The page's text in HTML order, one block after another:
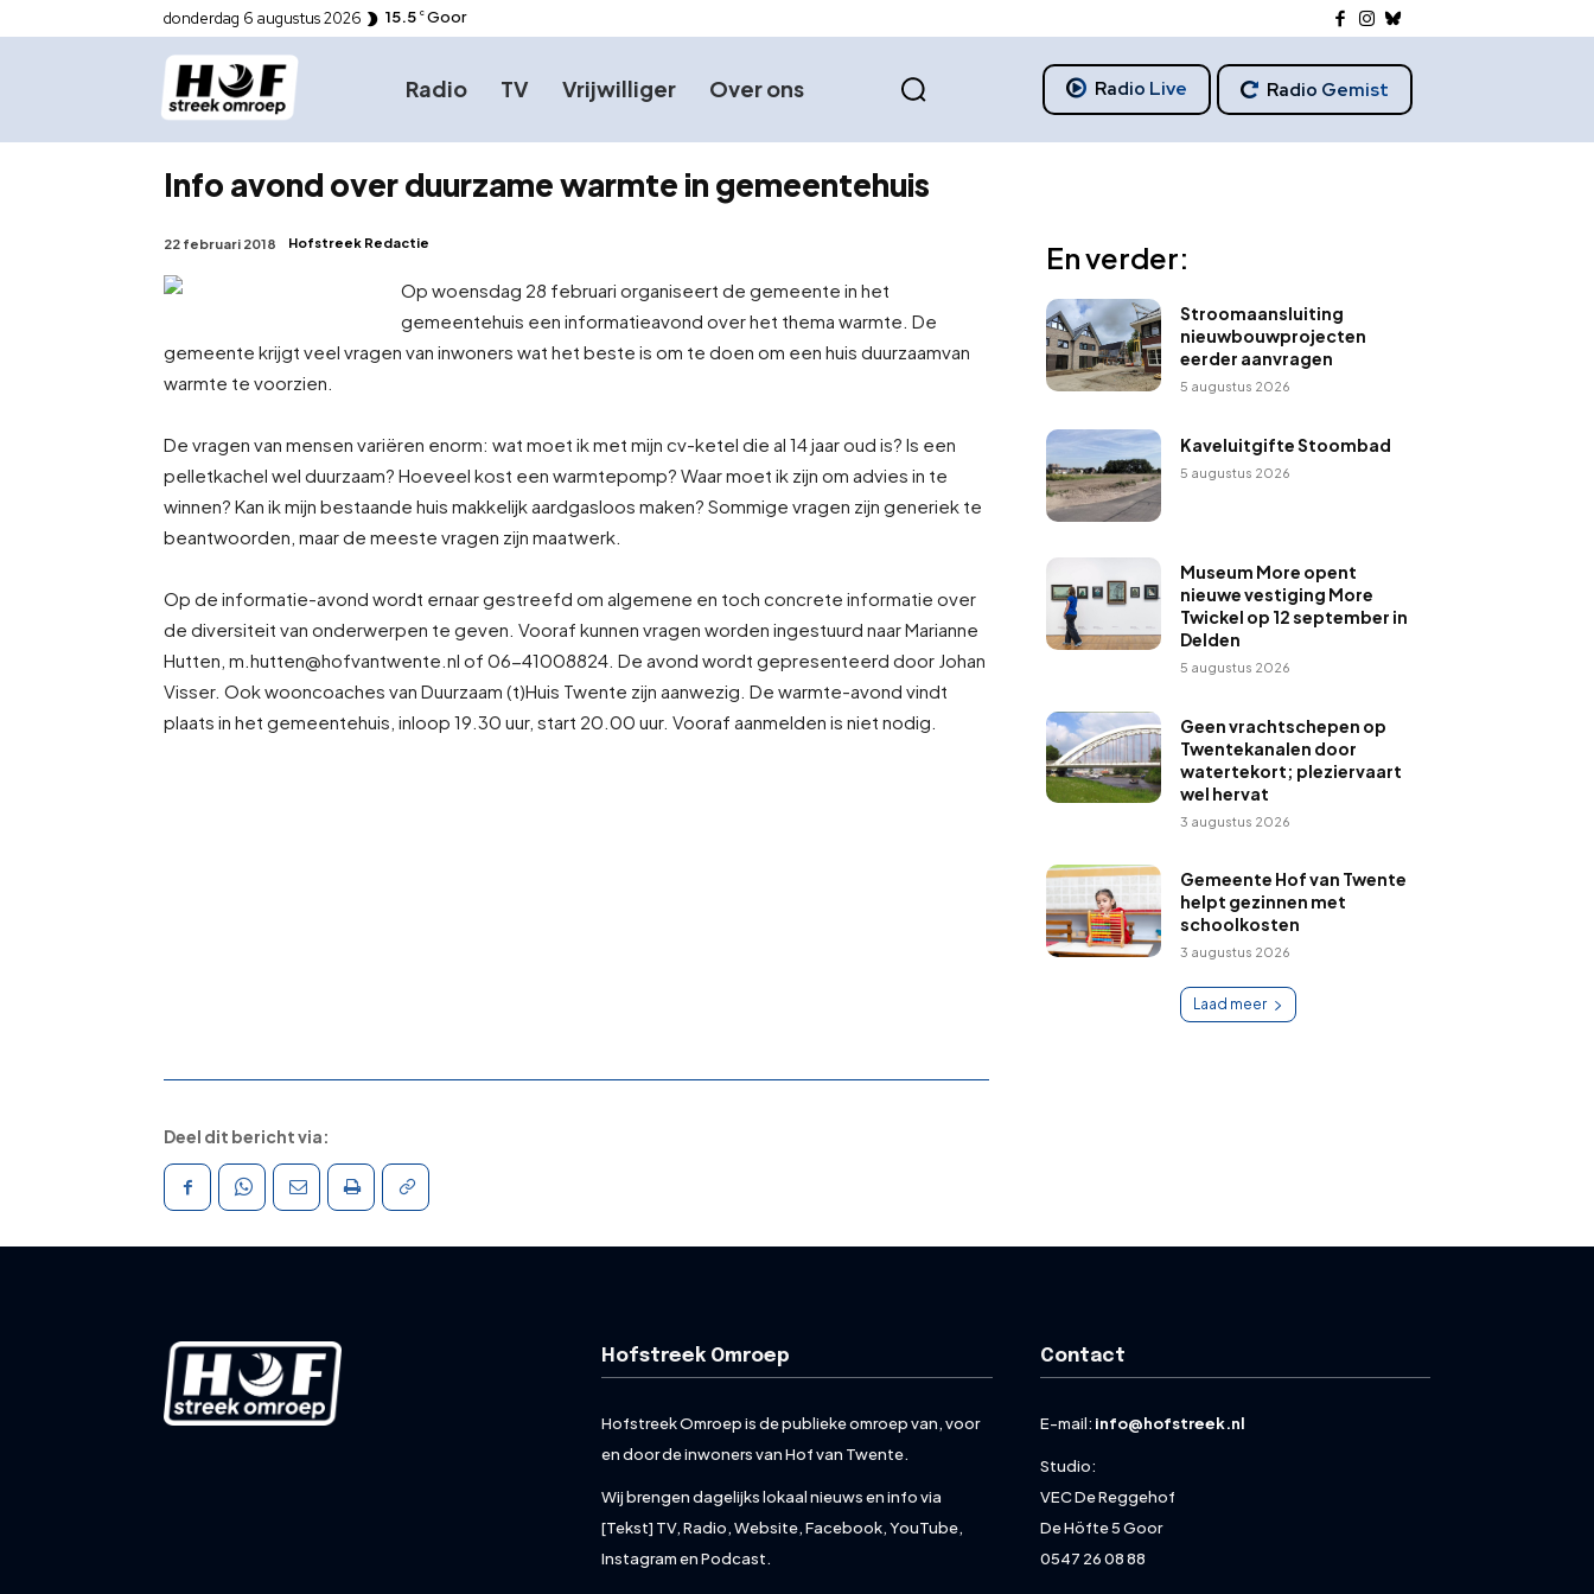
donderdag 6 augustus 2026 15.5 C Goor
Radio TV Vrijwilliger Over ons Radio Live Radio Gemist
Info avond over duurzame warmte in gemeentehuis
22 februari 2018 Hofstreek Redactie
Op woensdag 28 februari organiseert de gemeente in het
gemeentehuis een informatieavond over het thema warmte. De
gemeente krijgt veel vragen van inwoners wat het beste is om te doen om een huis duurzaamvan
warmte te voorzien.
De vragen van mensen variëren enorm: wat moet ik met mijn cv-ketel die al 14 jaar oud is? Is een
pelletkachel wel duurzaam? Hoeveel kost een warmtepomp? Waar moet ik zijn om advies in te
winnen? Kan ik mijn bestaande huis makkelijk aardgasloos maken? Sommige vragen zijn generiek te
beantwoorden, maar de meeste vragen zijn maatwerk.
Op de informatie-avond wordt ernaar gestreefd om algemene en toch concrete informatie over
de diversiteit van onderwerpen te geven. Vooraf kunnen vragen worden ingestuurd naar Marianne
Hutten, m.hutten@hofvantwente.nl of 06-41008824. De avond wordt gepresenteerd door Johan
Visser. Ook wooncoaches van Duurzaam (t)Huis Twente zijn aanwezig. De warmte-avond vindt
plaats in het gemeentehuis, inloop 19.30 uur, start 20.00 uur. Vooraf aanmelden is niet nodig.
En verder:
Stroomaansluiting
nieuwbouwprojecten
eerder aanvragen
5 augustus 2026
Kaveluitgifte Stoombad
5 augustus 2026
Museum More opent
nieuwe vestiging More
Twickel op 12 september in
Delden
5 augustus 2026
Geen vrachtschepen op
Twentekanalen door
watertekort; pleziervaart
wel hervat
3 augustus 2026
Gemeente Hof van Twente
helpt gezinnen met
schoolkosten
3 augustus 2026
Laad meer
Deel dit bericht via:
Hofstreek Omroep
Hofstreek Omroep is de publieke omroep van, voor
en door de inwoners van Hof van Twente.
Wij brengen dagelijks lokaal nieuws en info via
[Tekst] TV, Radio, Website, Facebook, YouTube,
Instagram en Podcast.
Contact
E-mail: info@hofstreek.nl
Studio:
VEC De Reggehof
De Höfte 5 Goor
0547 26 08 88